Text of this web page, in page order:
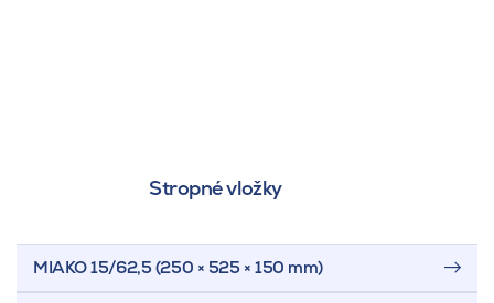
Stropné vložky
MIAKO 15/62,5 (250 × 525 × 150 mm)